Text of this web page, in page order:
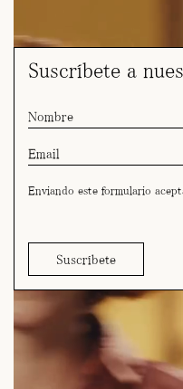
Suscríbete a
Enviando este formulario